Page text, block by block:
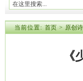
当前位置: 首页>原创